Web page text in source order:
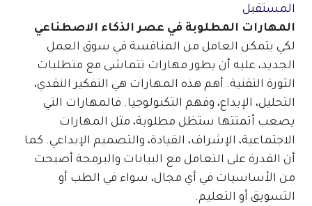
المستقبل
المهارات المطلوبة في عصر الذكاء الاصطناعي
لكي يتمكن العامل من المنافسة في سوق العمل
الجديد، عليه أن يطور مهارات تتماشى مع متطلبات
الثورة التقنية. أهم هذه المهارات هي التفكير النقدي،
التحليل، الإبداع، وفهم التكنولوجيا. فالمهارات التي
يصعب أتمتتها ستظل مطلوبة، مثل المهارات
الاجتماعية، الإشراف، القيادة، والتصميم الإبداعي. كما
أن القدرة على التعامل مع البيانات والبرمجة أصبحت
من الأساسيات في أي مجال، سواء في الطب أو
التسويق أو التعليم.